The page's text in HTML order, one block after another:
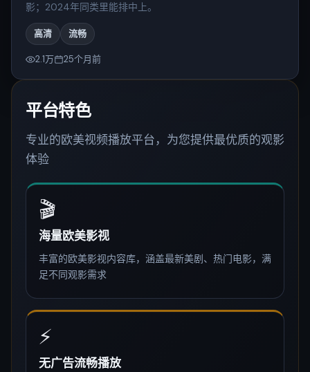
影；2024年同类里能排中上。
高清 流畅
2.1万 25个月前
平台特色
专业的欧美视频播放平台，为您提供最优质的观影
体验
🎬
海量欧美影视
丰富的欧美影视内容库，涵盖最新美剧、热门电影，满
足不同观影需求
⚡
无广告流畅播放